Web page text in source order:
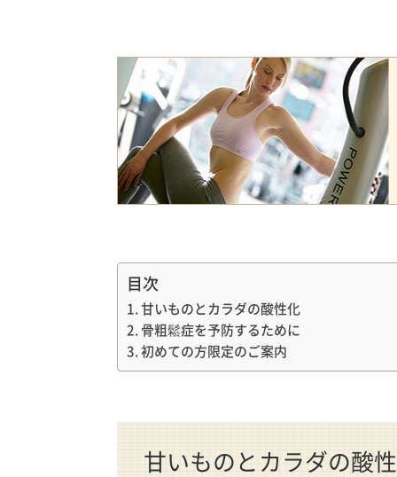
目次
甘いものとカラダの酸性化
骨粗鬆症を予防するために
初めての方限定のご案内
甘いものとカラダの酸